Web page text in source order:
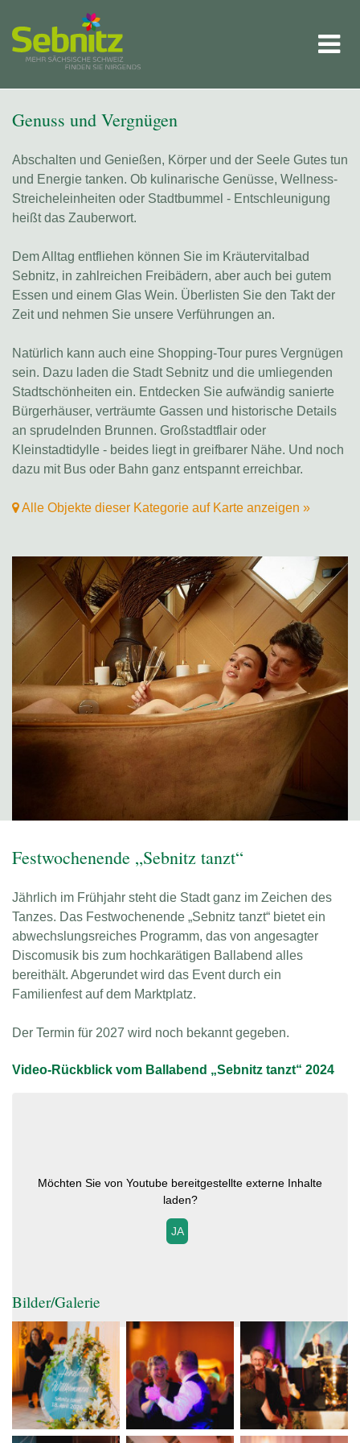
Genuss und Vergnügen
Abschalten und Genießen, Körper und der Seele Gutes tun
und Energie tanken. Ob kulinarische Genüsse, Wellness-
Streicheleinheiten oder Stadtbummel - Entschleunigung
heißt das Zauberwort.
Dem Alltag entfliehen können Sie im Kräutervitalbad
Sebnitz, in zahlreichen Freibädern, aber auch bei gutem
Essen und einem Glas Wein. Überlisten Sie den Takt der
Zeit und nehmen Sie unsere Verführungen an.
Natürlich kann auch eine Shopping-Tour pures Vergnügen
sein. Dazu laden die Stadt Sebnitz und die umliegenden
Stadtschönheiten ein. Entdecken Sie aufwändig sanierte
Bürgerhäuser, verträumte Gassen und historische Details
an sprudelnden Brunnen. Großstadtflair oder
Kleinstadtidylle - beides liegt in greifbarer Nähe. Und noch
dazu mit Bus oder Bahn ganz entspannt erreichbar.
Alle Objekte dieser Kategorie auf Karte anzeigen »
Festwochenende „Sebnitz tanzt“
Jährlich im Frühjahr steht die Stadt ganz im Zeichen des
Tanzes. Das Festwochenende „Sebnitz tanzt“ bietet ein
abwechslungsreiches Programm, das von angesagter
Discomusik bis zum hochkarätigen Ballabend alles
bereithält. Abgerundet wird das Event durch ein
Familienfest auf dem Marktplatz.
Der Termin für 2027 wird noch bekannt gegeben.
Video-Rückblick vom Ballabend „Sebnitz tanzt“ 2024
Möchten Sie von Youtube bereitgestellte externe Inhalte
laden?
JA
Bilder/Galerie